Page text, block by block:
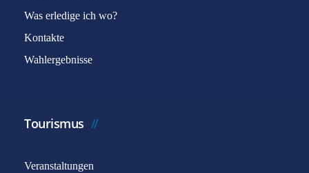
Was erledige ich wo?
Kontakte
Wahlergebnisse
Tourismus
Veranstaltungen